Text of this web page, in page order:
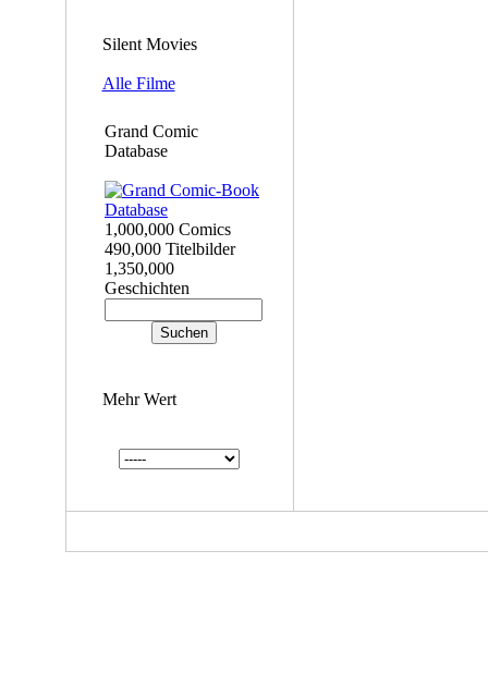
Silent Movies
Alle Filme
Grand Comic
Database
1,000,000 Comics
490,000 Titelbilder
1,350,000
Geschichten
Mehr Wert